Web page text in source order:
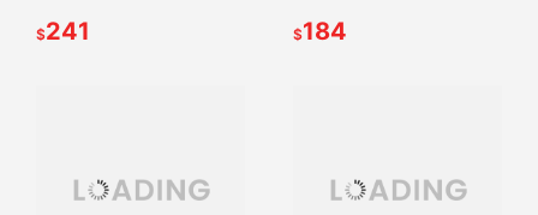
室零食 蜜餞推薦【甜園】
$241
園】
$184